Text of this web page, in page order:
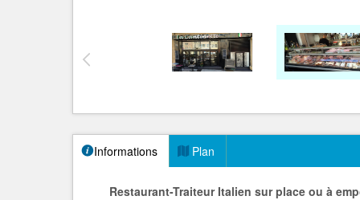
Informations Plan
Restaurant-Traiteur Italien sur place ou à